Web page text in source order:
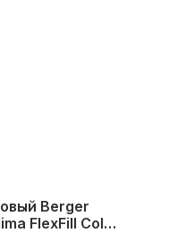
Berger
FlexFill Color